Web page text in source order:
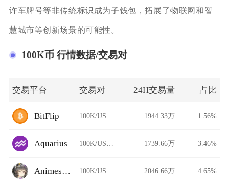
许车牌号等非传统标识成为子钱包，拓展了物联网和智
慧城市等创新场景的可能性。
100K币 行情数据/交易对
交易平台 交易对 24H交易量 占比
BitFlip 1944.33万 1.56%
Aquarius 1739.66万 3.46%
Animeswap 2046.66万 4.65%